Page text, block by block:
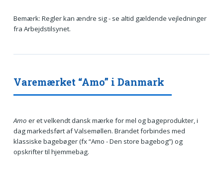
Bemærk: Regler kan ændre sig - se altid gældende vejledninger
fra Arbejdstilsynet.
Varemærket “Amo” i Danmark
Amo er et velkendt dansk mærke for mel og bageprodukter, i
dag markedsført af Valsemøllen. Brandet forbindes med
klassiske bagebøger (fx “Amo - Den store bagebog”) og
opskrifter til hjemmebag.